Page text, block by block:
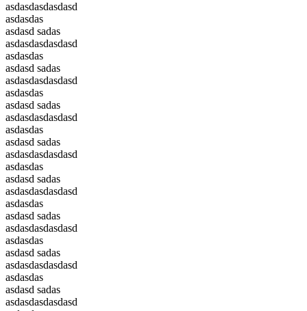
asdasdasdasdasd
asdasdas
asdasd sadas
asdasdasdasdasd
asdasdas
asdasd sadas
asdasdasdasdasd
asdasdas
asdasd sadas
asdasdasdasdasd
asdasdas
asdasd sadas
asdasdasdasdasd
asdasdas
asdasd sadas
asdasdasdasdasd
asdasdas
asdasd sadas
asdasdasdasdasd
asdasdas
asdasd sadas
asdasdasdasdasd
asdasdas
asdasd sadas
asdasdasdasdasd